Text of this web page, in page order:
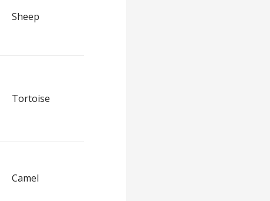
Sheep
Tortoise
Camel